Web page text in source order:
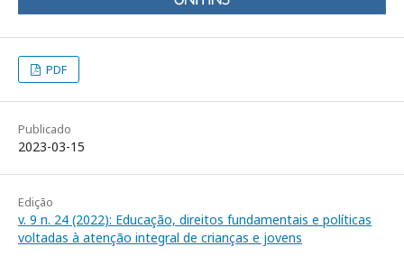
PDF
Publicado
2023-03-15
Edição
v. 9 n. 24 (2022): Educação, direitos fundamentais e políticas
voltadas à atenção integral de crianças e jovens